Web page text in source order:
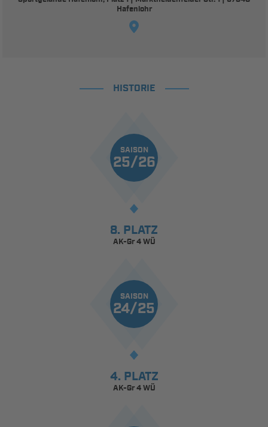
Hafenlohr
HISTORIE
SAISON
25/26
8. PLATZ
AK-Gr 4 WÜ
SAISON
24/25
4. PLATZ
AK-Gr 4 WÜ